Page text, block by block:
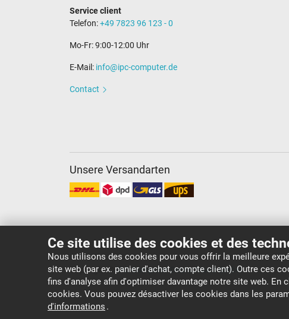
Ce site utilise des cookies et des
Nous utilisons des cookies pour vous offrir la meilleure
site web (par ex. panier d'achat, compte client). Outre ces
fins d'analyse afin d'optimiser davantage notre site web.
cookies. Vous pouvez désactiver les cookies dans les
d'informations .
Service client
Telefon:+49 7823 96 123 - 0
Mo-Fr: 9:00-12:00 Uhr
E-Mail: info@ipc-computer.de
Contact
Unsere Versandarten
Copyright ©IPC-Computer Deutschland GmbH